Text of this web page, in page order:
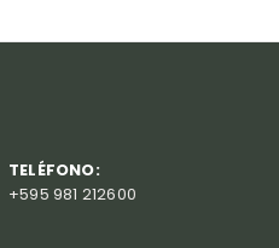
TELÉFONO:
+595 981 212600